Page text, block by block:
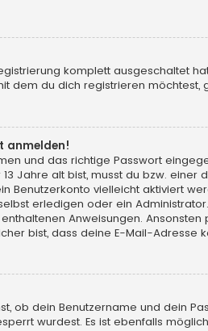
komplett ausgeschaltet
dem du dich registrieren
anmelden!
und das richtige Passwort
Jahre alt bist, musst du bzw.
Benutzerkonto vielleicht aktiviert
erledigen oder ein
Anweisungen.
bist, dass deine E-Mail-
ob dein Benutzername und dein
wurdest. Es ist ebenfalls